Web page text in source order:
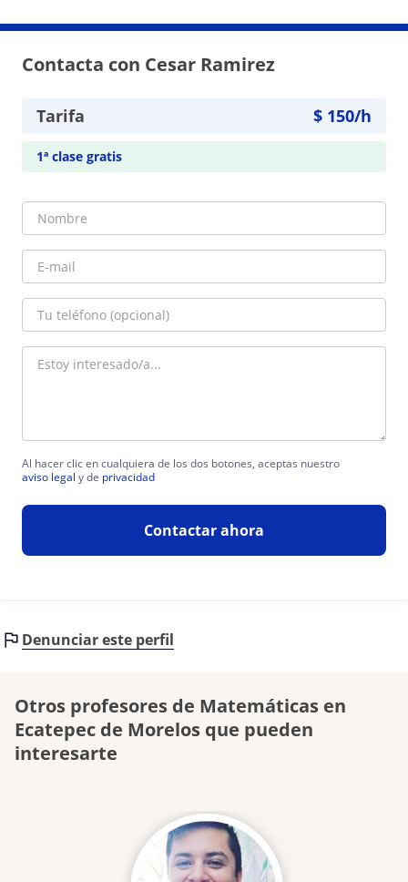
Contacta con Cesar Ramirez
Tarifa $ 150/h
1ª clase gratis
Al hacer clic en cualquiera de los dos botones, aceptas nuestro
aviso legal y de privacidad
Contactar ahora
Denunciar este perfil
Otros profesores de Matemáticas en
Ecatepec de Morelos que pueden
interesarte